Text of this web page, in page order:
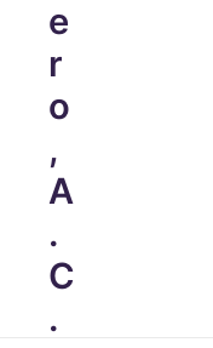
e
r
o
,
A
.
C
.